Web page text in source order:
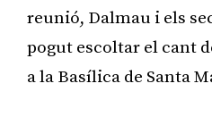
reunió, Dalmau i els
pogut escoltar el cant
a la Basílica de Santa